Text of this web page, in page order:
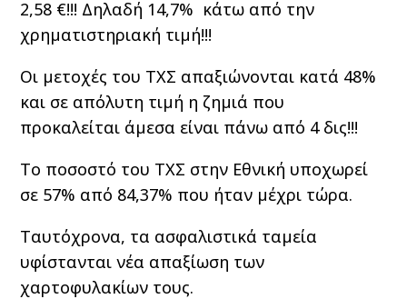
2,58 €!!! Δηλαδή 14,7% κάτω από την
χρηματιστηριακή τιμή!!!
Οι μετοχές του ΤΧΣ απαξιώνονται κατά 48%
και σε απόλυτη τιμή η ζημιά που
προκαλείται άμεσα είναι πάνω από 4 δις!!!
Το ποσοστό του ΤΧΣ στην Εθνική υποχωρεί
σε 57% από 84,37% που ήταν μέχρι τώρα.
Ταυτόχρονα, τα ασφαλιστικά ταμεία
υφίστανται νέα απαξίωση των
χαρτοφυλακίων τους.